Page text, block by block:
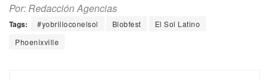
Por: Redacción Agencias
Tags: #yobrilloconelsol Blobfest
El Sol Latino
Phoenixville